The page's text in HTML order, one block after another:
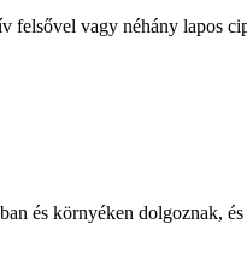
vagy néhány lapos
és környéken dolgoznak, és